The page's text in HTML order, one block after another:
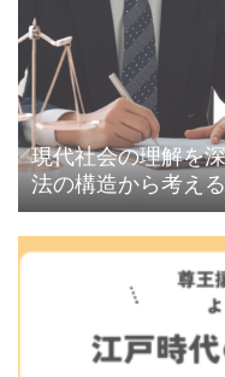
現代社会の理解を
法の構造から考え